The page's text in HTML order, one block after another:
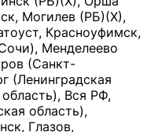
Могилев (РБ)(Х),
Красноуфимск,
Менделеево
(Санкт-
(Ленинградская
Вся РФ,
область),
Глазов,